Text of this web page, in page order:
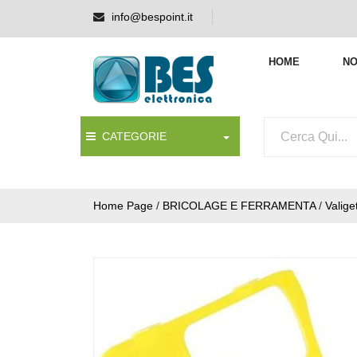
info@bespoint.it
HOME
CATEGORIE
Home Page / BRICOLAGE E FERRAMENTA/